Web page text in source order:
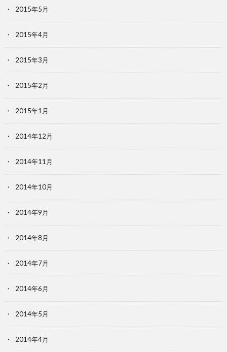
2015年5月
2015年4月
2015年3月
2015年2月
2015年1月
2014年12月
2014年11月
2014年10月
2014年9月
2014年8月
2014年7月
2014年6月
2014年5月
2014年4月